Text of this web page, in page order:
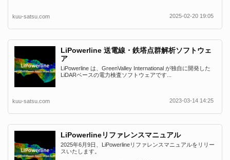
kuu-satsu.com 2025-02-20 19:05
LiPowerline 送電線・鉄塔点群解析ソフトウェ
ア
LiPowerline は、GreenValley International が独自に開発した
LiDARベースの電力検査ソフトウェアです...
kuu-satsu.com 2023-03-14 14:25
LiPowerlineリファレンスマニュアル
2025年6月9日、LiPowerlineリファレンスマニュアルをリリー
スいたします。